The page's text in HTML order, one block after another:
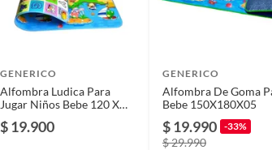
infantiles
GENERICO
Alfombra Ludica Para
Jugar Niños Bebe 120 X
$ 19.900
GENERICO
Alfombra De Goma
Bebe 150X180X05
$ 19.990 -33%
$ 29.990